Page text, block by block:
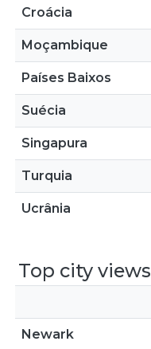
Croácia
Moçambique
Países Baixos
Suécia
Singapura
Turquia
Ucrânia
Top city views
Newark